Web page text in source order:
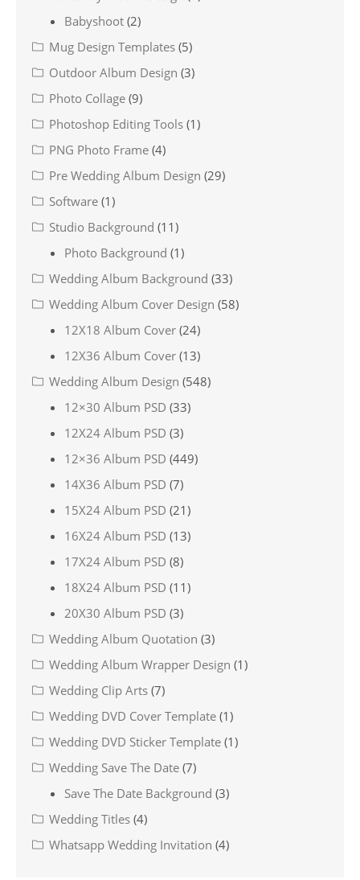
Babyshoot (2)
Mug Design Templates (5)
Outdoor Album Design (3)
Photo Collage (9)
Photoshop Editing Tools (1)
PNG Photo Frame (4)
Pre Wedding Album Design (29)
Software (1)
Studio Background (11)
Photo Background (1)
Wedding Album Background (33)
Wedding Album Cover Design (58)
12X18 Album Cover (24)
12X36 Album Cover (13)
Wedding Album Design (548)
12×30 Album PSD (33)
12X24 Album PSD (3)
12×36 Album PSD (449)
14X36 Album PSD (7)
15X24 Album PSD (21)
16X24 Album PSD (13)
17X24 Album PSD (8)
18X24 Album PSD (11)
20X30 Album PSD (3)
Wedding Album Quotation (3)
Wedding Album Wrapper Design (1)
Wedding Clip Arts (7)
Wedding DVD Cover Template (1)
Wedding DVD Sticker Template (1)
Wedding Save The Date (7)
Save The Date Background (3)
Wedding Titles (4)
Whatsapp Wedding Invitation (4)